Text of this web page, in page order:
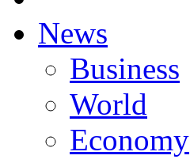
News
Business
World
Economy